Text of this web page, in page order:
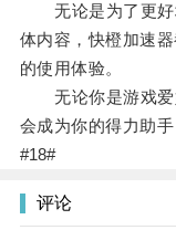
无论是为了更好
体内容，快橙加速
的使用体验。
无论你是游戏爱
会成为你的得力助
#18#
评论